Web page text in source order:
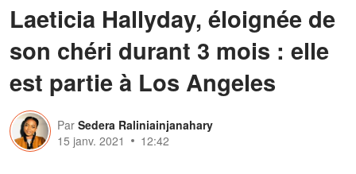
Laeticia Hallyday, éloignée de
son chéri durant 3 mois : elle
est partie à Los Angeles
Par Sedera Raliniainjanahary
15 janv. 2021
12:42